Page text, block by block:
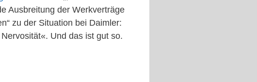
Ausbreitung der Werkverträge
zu der Situation bei Daimler:
Und das ist gut so.